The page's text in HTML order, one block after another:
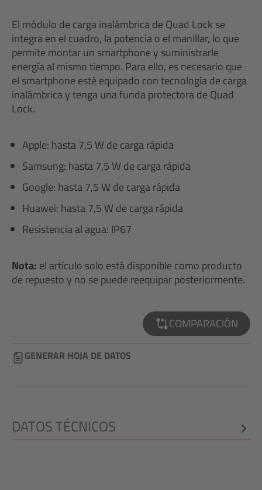
El módulo de carga inalámbrica de Quad Lock se
integra en el cuadro, la potencia o el manillar, lo que
permite montar un smartphone y suministrarle
energía al mismo tiempo. Para ello, es necesario que
el smartphone esté equipado con tecnología de carga
inalámbrica y tenga una funda protectora de Quad
Lock.
Apple: hasta 7,5 W de carga rápida
Samsung: hasta 7,5 W de carga rápida
Google: hasta 7,5 W de carga rápida
Huawei: hasta 7,5 W de carga rápida
Resistencia al agua: IP67
Nota: el artículo solo está disponible como producto
de repuesto y no se puede reequipar posteriormente.
COMPARACIÓN
GENERAR HOJA DE DATOS
DATOS TÉCNICOS